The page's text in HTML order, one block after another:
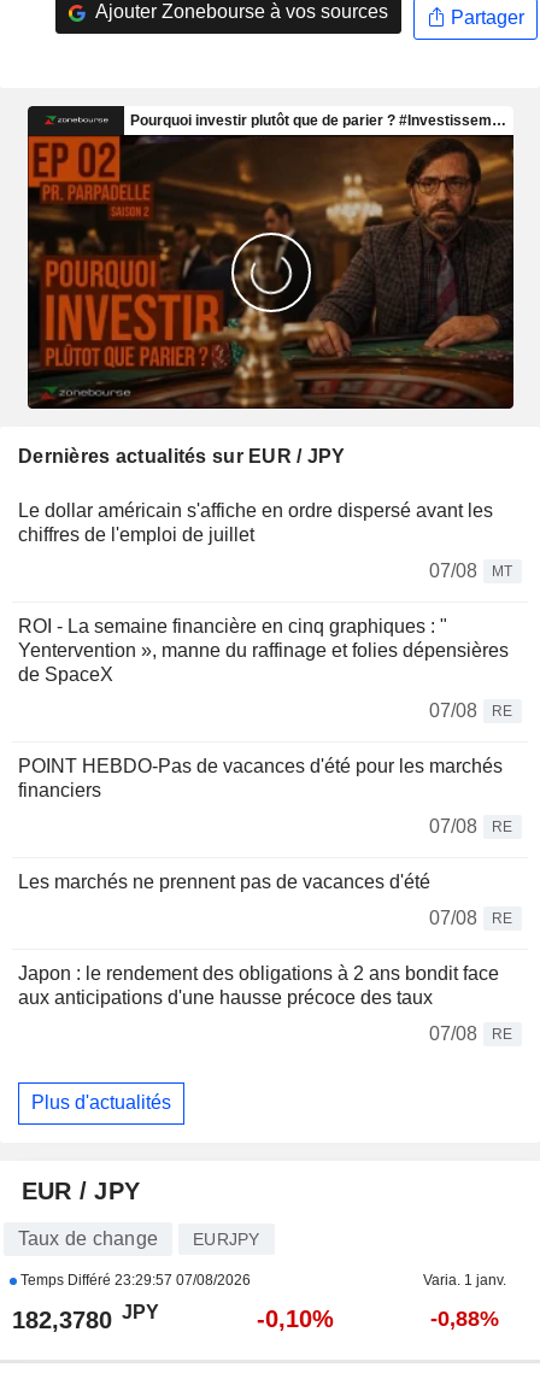
Ajouter Zonebourse à vos sources Partager
Dernières actualités sur EUR / JPY
Le dollar américain s'affiche en ordre dispersé avant les
chiffres de l'emploi de juillet
07/08
MT
ROI - La semaine financière en cinq graphiques : "
Yentervention », manne du raffinage et folies dépensières
de SpaceX
07/08
RE
POINT HEBDO-Pas de vacances d'été pour les marchés
financiers
07/08
RE
Les marchés ne prennent pas de vacances d'été
07/08
RE
Japon : le rendement des obligations à 2 ans bondit face
aux anticipations d'une hausse précoce des taux
07/08
RE
Plus d'actualités
EUR / JPY
Taux de change EURJPY
Temps Différé 23:29:57 07/08/2026 Varia. 1 janv.
182,3780 JPY -0,10% -0,88%